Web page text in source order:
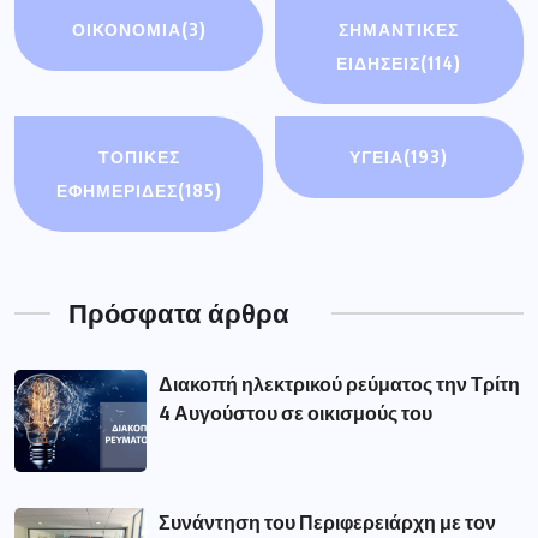
ΟΙΚΟΝΟΜΊΑ(3)
ΣΗΜΑΝΤΙΚΈΣ
ΕΙΔΉΣΕΙΣ(114)
ΤΟΠΙΚΕΣ
ΕΦΗΜΕΡΙΔΕΣ(185)
ΥΓΕΙΑ(193)
Πρόσφατα άρθρα
Διακοπή ηλεκτρικού ρεύματος την Τρίτη
4 Αυγούστου σε οικισμούς του
Συνάντηση του Περιφερειάρχη με τον